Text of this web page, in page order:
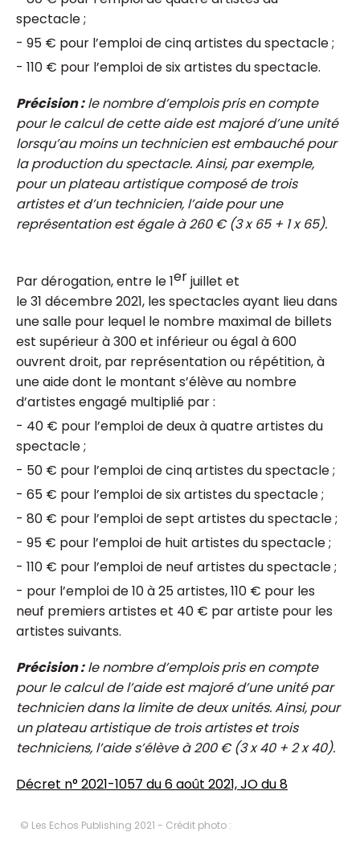
spectacle ;
- 95 € pour l’emploi de cinq artistes du spectacle ;
- 110 € pour l’emploi de six artistes du spectacle.
Précision :le nombre d’emplois pris en compte
pour le calcul de cette aide est majoré d’une unité
lorsqu’au moins un technicien est embauché pour
la production du spectacle. Ainsi, par exemple,
pour un plateau artistique composé de trois
artistes et d’un technicien, l’aide pour une
représentation est égale à 260 € (3 x 65 + 1 x 65).
Par dérogation, entre le 1erjuillet et
le 31 décembre 2021, les spectacles ayant lieu dans
une salle pour lequel le nombre maximal de billets
est supérieur à 300 et inférieur ou égal à 600
ouvrent droit, par représentation ou répétition, à
une aide dont le montant s’élève au nombre
d’artistes engagé multiplié par :
- 40 € pour l’emploi de deux à quatre artistes du
spectacle ;
- 50 € pour l’emploi de cinq artistes du spectacle ;
- 65 € pour l’emploi de six artistes du spectacle ;
- 80 € pour l’emploi de sept artistes du spectacle ;
- 95 € pour l’emploi de huit artistes du spectacle ;
- 110 € pour l’emploi de neuf artistes du spectacle ;
- pour l’emploi de 10 à 25 artistes, 110 € pour les
neuf premiers artistes et 40 € par artiste pour les
artistes suivants.
Précision :le nombre d’emplois pris en compte
pour le calcul de l’aide est majoré d’une unité par
technicien dans la limite de deux unités. Ainsi, pour
un plateau artistique de trois artistes et trois
techniciens, l’aide s’élève à 200 € (3 x 40 + 2 x 40).
Décret n° 2021-1057 du 6 août 2021, JO du 8
© Les Echos Publishing 2021 - Crédit photo :